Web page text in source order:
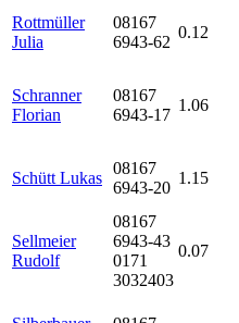
Rottmüller
Julia
08167
6943-62
0.12
Schranner
Florian
08167
6943-17
1.06
Schütt Lukas
08167
6943-20
1.15
Sellmeier
Rudolf
08167
6943-43
0171
3032403
0.07